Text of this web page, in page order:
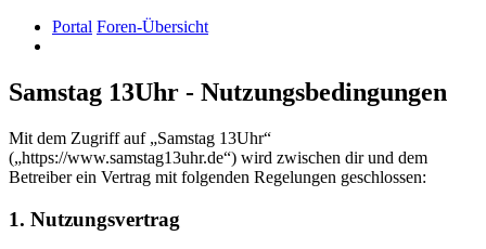
Portal Foren-Übersicht
Samstag 13Uhr - Nutzungsbedingungen
Mit dem Zugriff auf „Samstag 13Uhr“
(„https://www.samstag13uhr.de“) wird zwischen dir und dem
Betreiber ein Vertrag mit folgenden Regelungen geschlossen:
1. Nutzungsvertrag